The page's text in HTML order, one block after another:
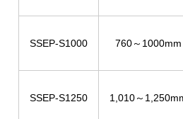
SSEP-S1000 760～1000mm
SSEP-S1250 1,010～